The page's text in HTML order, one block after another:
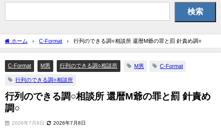
検索
ホーム C-Format 行列のできる調○相談所 還暦M爺の罪と罰 針責め調○
C-Format M男 行列のできる調○相談所 M男 C-Format
行列のできる調○相談所
行列のできる調○相談所 還暦M爺の罪と罰 針責め
調○
2026年7月8日 2026年7月8日